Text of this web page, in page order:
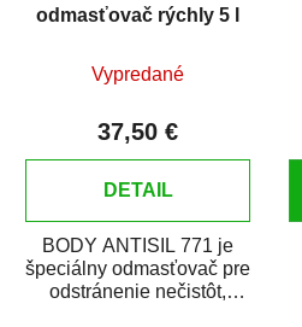
odmasťovač rýchly 5 l
Vypredané
37,50 €
DETAIL
BODY ANTISIL 771 je
špeciálny odmasťovač pre
odstránenie nečistôt,